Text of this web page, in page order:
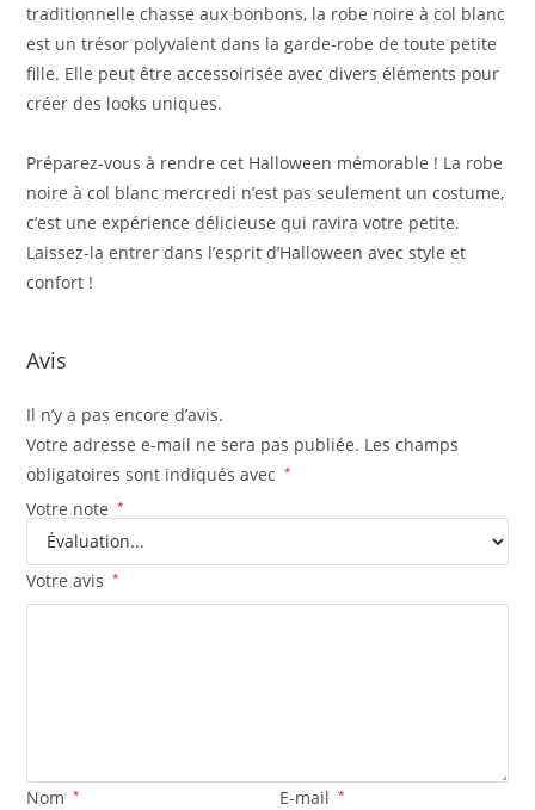
traditionnelle chasse aux bonbons, la robe noire à col blanc
est un trésor polyvalent dans la garde-robe de toute petite
fille. Elle peut être accessoirisée avec divers éléments pour
créer des looks uniques.
Préparez-vous à rendre cet Halloween mémorable ! La robe
noire à col blanc mercredi n’est pas seulement un costume,
c’est une expérience délicieuse qui ravira votre petite.
Laissez-la entrer dans l’esprit d’Halloween avec style et
confort !
Avis
Il n’y a pas encore d’avis.
Votre adresse e-mail ne sera pas publiée. Les champs
obligatoires sont indiqués avec
*
Votre note *
Votre avis *
Nom * E-mail *